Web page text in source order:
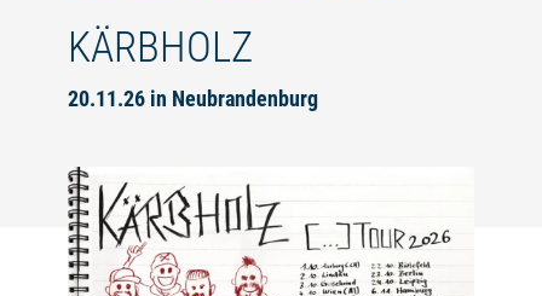
KÄRBHOLZ
20.11.26 in Neubrandenburg